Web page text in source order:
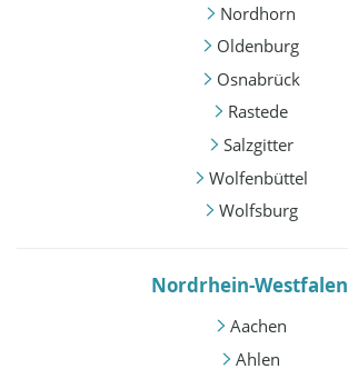
Nordhorn
Oldenburg
Osnabrück
Rastede
Salzgitter
Wolfenbüttel
Wolfsburg
Nordrhein-Westfalen
Aachen
Ahlen